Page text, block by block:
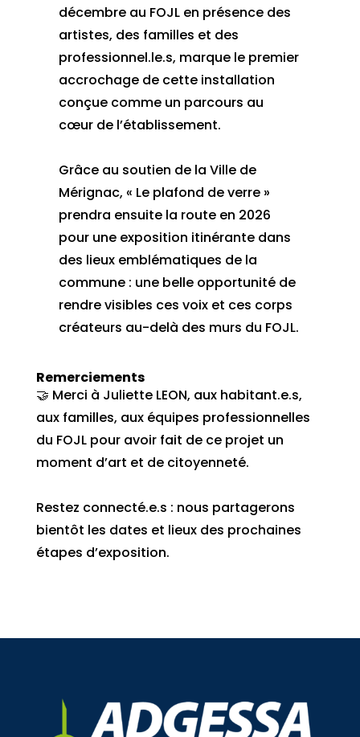
décembre au FOJL en présence des
artistes, des familles et des
professionnel.le.s, marque le premier
accrochage de cette installation
conçue comme un parcours au
cœur de l’établissement.
Grâce au soutien de la Ville de
Mérignac, « Le plafond de verre »
prendra ensuite la route en 2026
pour une exposition itinérante dans
des lieux emblématiques de la
commune : une belle opportunité de
rendre visibles ces voix et ces corps
créateurs au-delà des murs du FOJL.
Remerciements
🤝 Merci à Juliette LEON, aux habitant.e.s,
aux familles, aux équipes professionnelles
du FOJL pour avoir fait de ce projet un
moment d’art et de citoyenneté.
Restez connecté.e.s : nous partagerons
bientôt les dates et lieux des prochaines
étapes d’exposition.